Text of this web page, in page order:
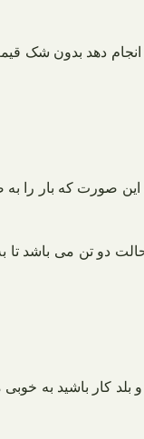
صورت که بار را به
دو تن می باشد
بلد کار باشید به